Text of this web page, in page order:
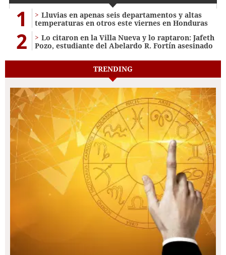
1
Lluvias en apenas seis departamentos y altas
temperaturas en otros este viernes en Honduras
2
Lo citaron en la Villa Nueva y lo raptaron: Jafeth
Pozo, estudiante del Abelardo R. Fortín asesinado
TRENDING